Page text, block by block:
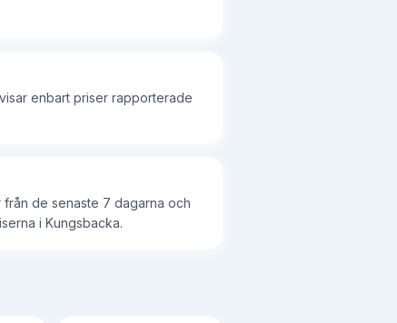
enbart priser rapporterade
de senaste 7 dagarna och
i Kungsbacka.